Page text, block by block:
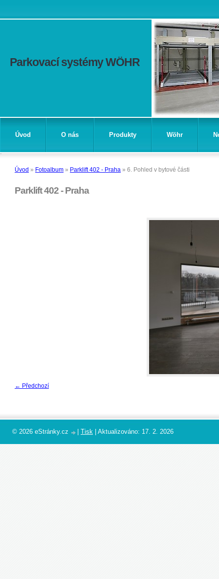
Parkovací systémy WÖHR
Úvod O nás Produkty Wöhr
Úvod » Fotoalbum » Parklift 402 - Praha » 6. Pohled v bytové části
Parklift 402 - Praha
← Předchozí
© 2026 eStránky.cz Tisk Aktualizováno: 17. 2. 2026